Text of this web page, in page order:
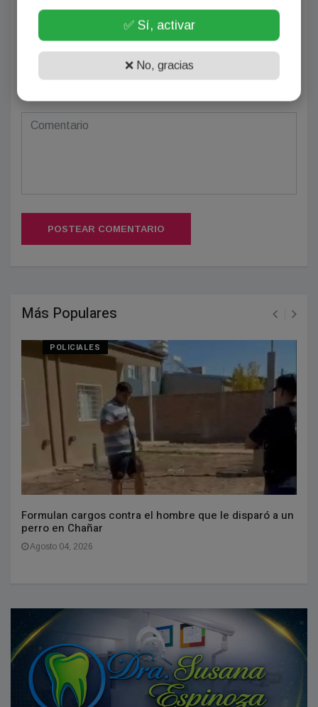
POSTEAR COMENTARIO
Más Populares
POLICIALES
Formulan cargos contra el hombre que le disparó a un
perro en Chañar
Agosto 04, 2026
✅ Sí, activar
❌ No, gracias